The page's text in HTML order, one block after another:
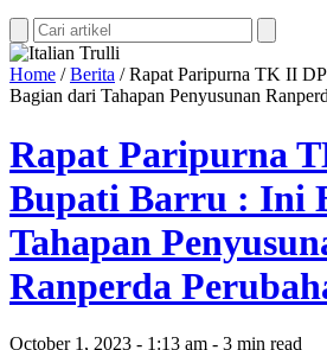
Home /Berita /Rapat Paripurna TK II
Bagian dari Tahapan Penyusunan
Rapat Paripurna
Bupati Barru : Ini
Tahapan
Ranperda
October 1, 2023 - 1:13 am - 3 min read